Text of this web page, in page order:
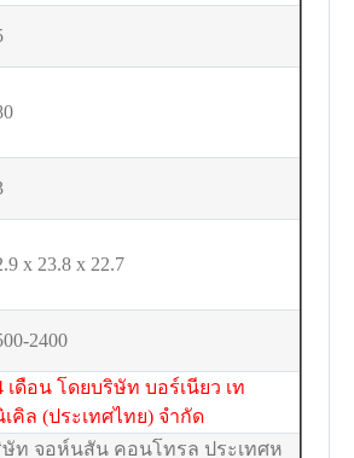
x 23.8 x 22.7
2400
เดือน โดยบริษัท บอร์เนียว เท
คิล (ประเทศไทย) จำกัด
ษัท จอห์นสัน คอนโทรล ประเทศห